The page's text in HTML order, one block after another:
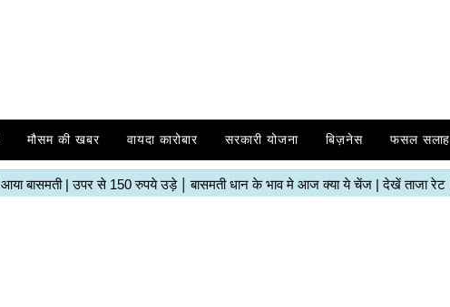
मौसम की खबर वायदा कारोबार सरकारी योजना बिज़नेस फसल सलाह